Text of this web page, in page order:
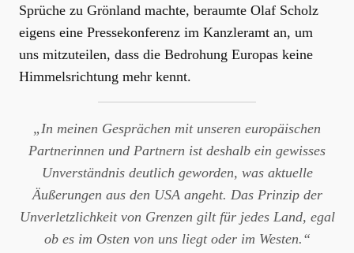
Sprüche zu Grönland machte, beraumte Olaf Scholz
eigens eine Pressekonferenz im Kanzleramt an, um
uns mitzuteilen, dass die Bedrohung Europas keine
Himmelsrichtung mehr kennt.
„In meinen Gesprächen mit unseren europäischen
Partnerinnen und Partnern ist deshalb ein gewisses
Unverständnis deutlich geworden, was aktuelle
Äußerungen aus den USA angeht. Das Prinzip der
Unverletzlichkeit von Grenzen gilt für jedes Land, egal
ob es im Osten von uns liegt oder im Westen.“